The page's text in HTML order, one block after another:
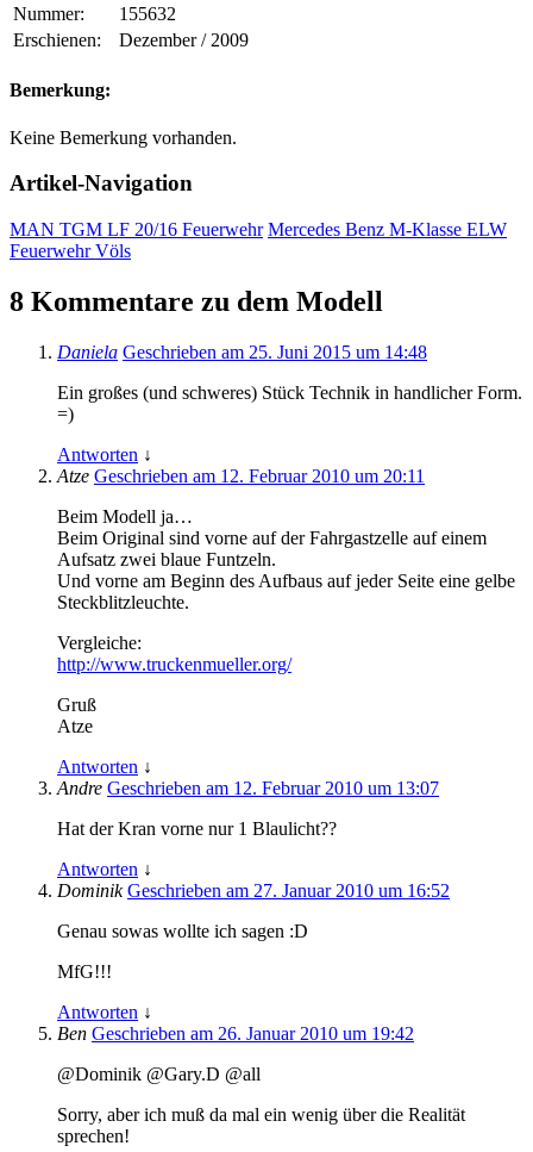
Nummer:
155632
Erschienen:
Dezember / 2009
Bemerkung:
Keine Bemerkung vorhanden.
Artikel-Navigation
MAN TGM LF 20/16 Feuerwehr Mercedes Benz M-Klasse ELW
Feuerwehr Völs
8 Kommentare zu dem Modell
Daniela Geschrieben am 25. Juni 2015 um 14:48
Ein großes (und schweres) Stück Technik in handlicher Form.
=)
Antworten ↓
Atze Geschrieben am 12. Februar 2010 um 20:11
Beim Modell ja…
Beim Original sind vorne auf der Fahrgastzelle auf einem
Aufsatz zwei blaue Funtzeln.
Und vorne am Beginn des Aufbaus auf jeder Seite eine gelbe
Steckblitzleuchte.
Vergleiche:
http://www.truckenmueller.org/
Gruß
Atze
Antworten ↓
Andre Geschrieben am 12. Februar 2010 um 13:07
Hat der Kran vorne nur 1 Blaulicht??
Antworten ↓
DominikGeschrieben am 27. Januar 2010 um 16:52
Genau sowas wollte ich sagen :D
MfG!!!
Antworten ↓
Ben Geschrieben am 26. Januar 2010 um 19:42
@Dominik @Gary.D @all
Sorry, aber ich muß da mal ein wenig über die Realität
sprechen!